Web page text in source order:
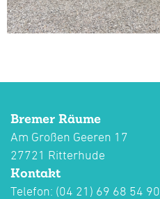
Bremer Räume
Am Großen Geeren 17
27721 Ritterhude
Kontakt
Telefon: (04 21) 69 68 54 90